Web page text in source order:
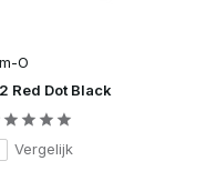
spelers.
bij gebruik
O
Red Dot Black
Vergelijk